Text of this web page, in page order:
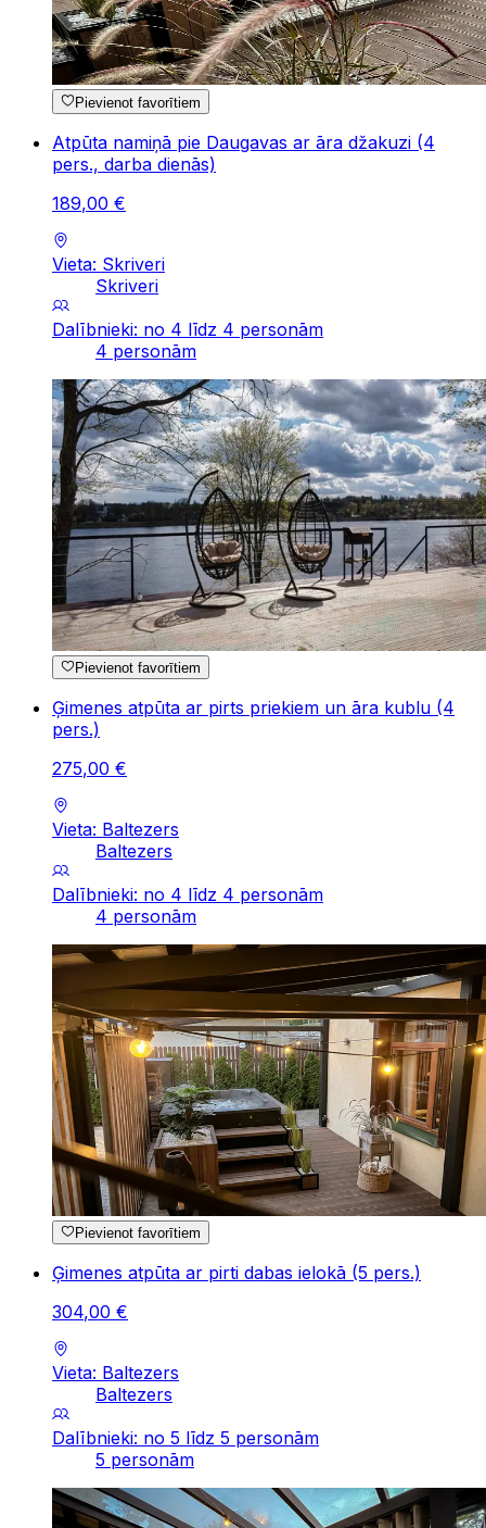
Pievienot favorītiem
Atpūta namiņā pie Daugavas ar āra džakuzi (4
pers., darba dienās)
189,00 €
Vieta: Skriveri
Skriveri
Dalībnieki: no 4 līdz 4 personām
4 personām
Pievienot favorītiem
Ģimenes atpūta ar pirts priekiem un āra kublu (4
pers.)
275,00 €
Vieta: Baltezers
Baltezers
Dalībnieki: no 4 līdz 4 personām
4 personām
Pievienot favorītiem
Ģimenes atpūta ar pirti dabas ielokā (5 pers.)
304,00 €
Vieta: Baltezers
Baltezers
Dalībnieki: no 5 līdz 5 personām
5 personām